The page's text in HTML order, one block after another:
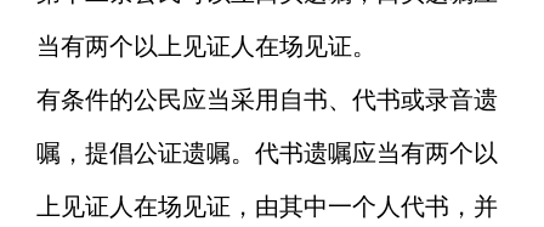
当有两个以上见证人在场见证。
有条件的公民应当采用自书、代书或录音遗
嘱，提倡公证遗嘱。代书遗嘱应当有两个以
上见证人在场见证，由其中一个人代书，并